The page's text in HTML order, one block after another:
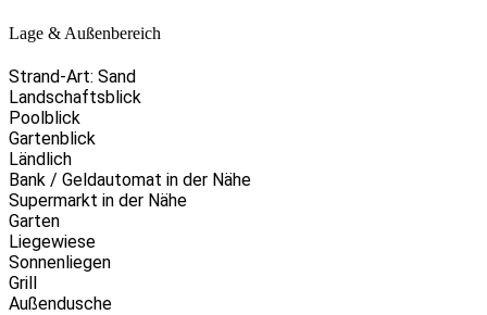
Lage & Außenbereich
Strand-Art: Sand
Landschaftsblick
Poolblick
Gartenblick
Ländlich
Bank / Geldautomat in der Nähe
Supermarkt in der Nähe
Garten
Liegewiese
Sonnenliegen
Grill
Außendusche